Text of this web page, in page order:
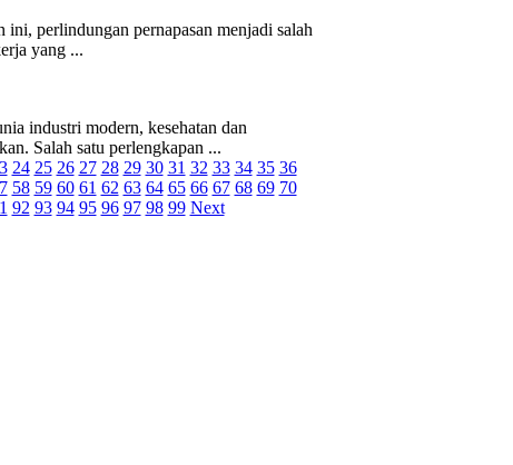
perlindungan pernapasan menjadi salah
yang ...
industri modern, kesehatan dan
Salah satu perlengkapan ...
24 25 26 27 28 29 30 31 32 33 34 35 36
58 59 60 61 62 63 64 65 66 67 68 69 70
92 93 94 95 96 97 98 99 Next